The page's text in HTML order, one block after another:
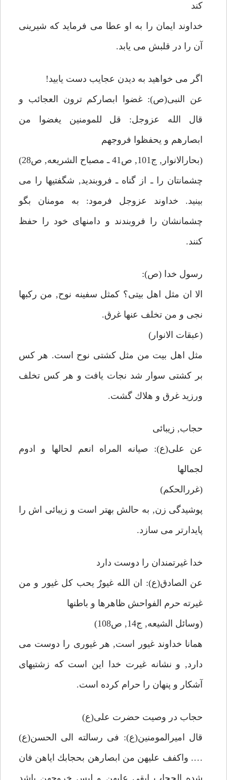
كند
خداوند ايمان را به او عطا مى فرمايد كه شيرينى
آن را در قلبش مى يابد.
اگر مى خواهيد به ديدن عجايب دست يابيد!
عن النبى(ص): غضوا ابصاركم ترون العجائب و
قال الله عزوجل: قل للمومنين يغضوا من
ابصارهم و يحفظوا فروجهم
(بحارالانوار, ج101, ص41 ـ مصباح الشريعه, ص28)
چشمانتان را ـ از گناه ـ فروبنديد, شگفتيها را مى
بينيد. خداوند عزوجل فرمود: به مومنان بگو
چشمانشان را فروبندند و دامنهاى خود را حفظ
كنند.
رسول خدا (ص):
الا ان مثل اهل بيتى؟ كمثل سفينه نوح, من ركبها
نجى و من تخلف عنها غرق.
(عبقات الانوار)
مثل اهل بيت من مثل كشتى نوح است. هر كس
بر كشتى سوار شد نجات يافت و هر كس تخلف
ورزيد غرق و هلاك گشت.
حجاب, زيبائى
عن على(ع): صيانه المراه انعم لحالها و ادوم
لجمالها
(غررالحكم)
پوشيدگى زن, به حالش بهتر است و زيبائى اش را
پايدارتر مى سازد.
خدا غيرتمندان را دوست دارد
عن الصادق(ع): ان الله غيورٌ يحب كل غيور و من
غيرته حرم الفواحش ظاهرها و باطنها
(وسائل الشيعه, ج14, ص108)
همانا خداوند غيور است, هر غيورى را دوست مى
دارد, و نشانه غيرت خدا اين است كه زشتيهاى
آشكار و پنهان را حرام كرده است.
حجاب در وصيت حضرت على(ع)
قال اميرالمومنين(ع): فى رسالته الى الحسن(ع)
…. واكفف عليهن من ابصارهن بحجابك اياهن فان